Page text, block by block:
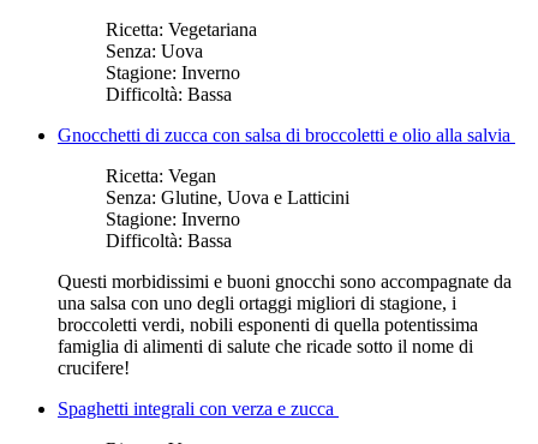
Ricetta: Vegetariana
Senza: Uova
Stagione: Inverno
Difficoltà: Bassa
Gnocchetti di zucca con salsa di broccoletti e olio alla salvia
Ricetta: Vegan
Senza: Glutine, Uova e Latticini
Stagione: Inverno
Difficoltà: Bassa
Questi morbidissimi e buoni gnocchi sono accompagnate da
una salsa con uno degli ortaggi migliori di stagione, i
broccoletti verdi, nobili esponenti di quella potentissima
famiglia di alimenti di salute che ricade sotto il nome di
crucifere!
Spaghetti integrali con verza e zucca